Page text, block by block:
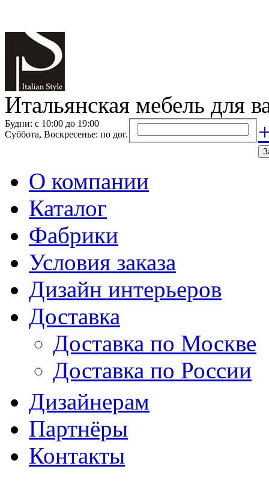
Итальянская мебель для
Будни: с 10:00 до 19:00
Суббота, Воскресенье: по дог.
О компании
Каталог
Фабрики
Условия заказа
Дизайн интерьеров
Доставка
Доставка по Москве
Доставка по России
Дизайнерам
Партнёры
Контакты